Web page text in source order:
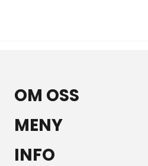
OM OSS
GULE AS
2260 KIRKENÆR
MENY
Frakt
INFO